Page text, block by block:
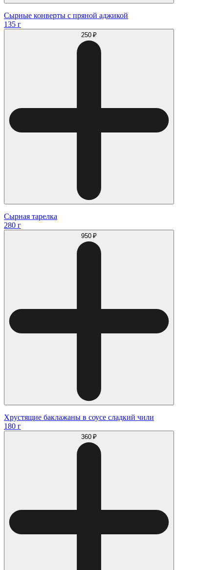
Сырные конверты с пряной аджикой
135 г
250 ₽
Сырная тарелка
280 г
950 ₽
Хрустящие баклажаны в соусе сладкий чили
180 г
360 ₽